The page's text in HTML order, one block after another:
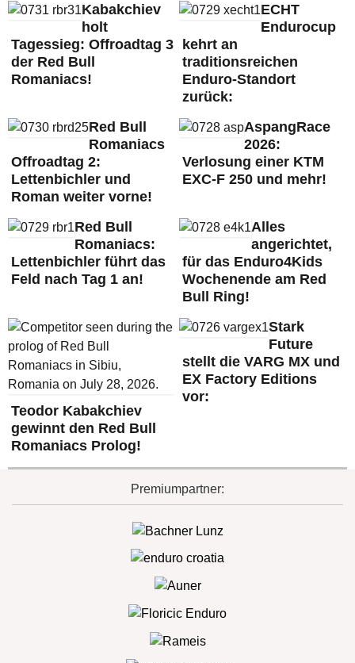
Kabakchiev
holt
Tagessieg: Offroadtag 3
der Red Bull
Romaniacs!
ECHT
Endurocup
kehrt an
traditionsreichen
Enduro-Standort
zurück:
Red Bull
Romaniacs
Offroadtag 2:
Lettenbichler und
Roman weiter vorne!
AspangRace
2026:
Verlosung einer KTM
EXC-F 250 und mehr!
Red Bull
Romaniacs:
Lettenbichler führt das
Feld nach Tag 1 an!
Alles
angerichtet,
für das Enduro4Kids
Wochenende am Red
Bull Ring!
Teodor Kabakchiev
gewinnt den Red Bull
Romaniacs Prolog!
Stark
Future
stellt die VARG MX und
EX Factory Editions
vor:
Premiumpartner: